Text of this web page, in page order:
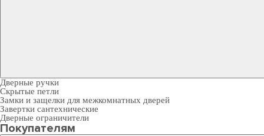
Дверные ручки
Скрытые петли
Замки и защелки для межкомнатных дверей
Завертки сантехнические
Дверные ограничители
Покупателям